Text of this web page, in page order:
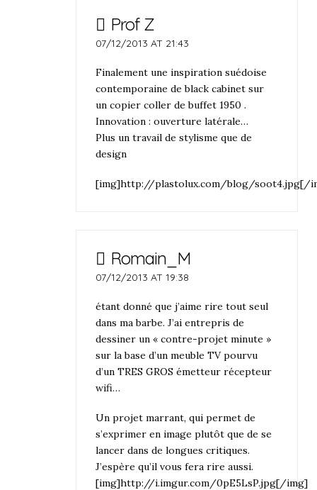
Prof Z
07/12/2013 AT 21:43
Finalement une inspiration suédoise
contemporaine de black cabinet sur
un copier coller de buffet 1950 .
Innovation : ouverture latérale…
Plus un travail de stylisme que de
design
[img]http://plastolux.com/blog/soot4.jpg[/
Romain_M
07/12/2013 AT 19:38
étant donné que j’aime rire tout seul
dans ma barbe. J’ai entrepris de
dessiner un « contre-projet minute »
sur la base d’un meuble TV pourvu
d’un TRES GROS émetteur récepteur
wifi…
Un projet marrant, qui permet de
s’exprimer en image plutôt que de se
lancer dans de longues critiques.
J’espère qu’il vous fera rire aussi.
[img]http://i.imgur.com/0pE5LsP.jpg[/img]